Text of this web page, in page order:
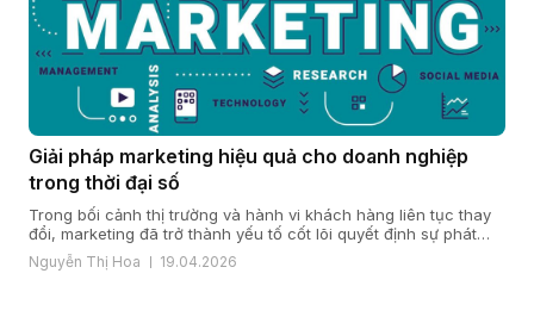
Giải pháp marketing hiệu quả cho doanh nghiệp
trong thời đại số
Trong bối cảnh thị trường và hành vi khách hàng liên tục thay
đổi, marketing đã trở thành yếu tố cốt lõi quyết định sự phát
triển của doanh nghiệp. Một giải pháp marketing hiệu quả nằm
ở cách doanh nghiệp hiểu khách hàng, xây dựng chiến lược
Nguyễn Thị Hoa 19.04.2026